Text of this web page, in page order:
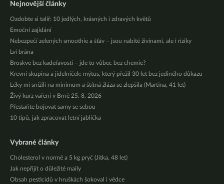
Nejnovější články
Ozdobte si talíř: 10 jedlých, krásných i zdravých květů
Emoční zajídání
Nebezpečí zelených smoothie a šťáv – jsou nabité živinami, ale i riziky
Lví brána
Broskve bez kadeřavosti – jde to vůbec bez chemie?
Krevní skupina a jídelníček: mýtus, který přežil 30 let bez jediného důkazu
Léky mi snížili na minimum a štítná žláza se zlepšila (Martina, 41 let)
Živý kurz vaření v Brně 25. 8. 2026
Přestaňte bojovat samy se sebou
10 tipů, jak zpracovat letní jablíčka
Vybrané články
Cholesterol v normě a 5 kg pryč (Jitka, 48 let)
Jak nepřijít o důležité maily
Obsah pesticidů v hruškách šokoval i vědce